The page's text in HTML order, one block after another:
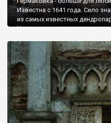
Известна с 1641 года. Село
из самых известных
Начало ему положил еще в
концов мира он завез в
деревьев и кустарников. На
представители из Сибири,